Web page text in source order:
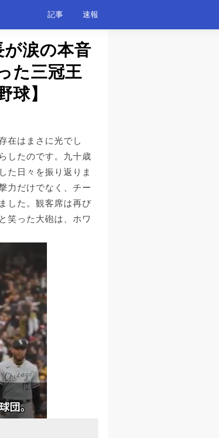
記事 速報
涙の本音
た三冠王
球】
在はまさに光でし
したのです。九十歳
た日々を振り返りま
力だけでなく、チー
した。観客席は再び
笑った大砲は、ホワ